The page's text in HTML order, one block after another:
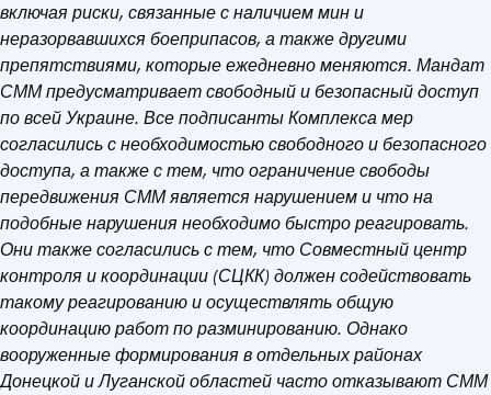
включая риски, связанные с наличием мин и
неразорвавшихся боеприпасов, а также другими
препятствиями, которые ежедневно меняются. Мандат
СММ предусматривает свободный и безопасный доступ
по всей Украине. Все подписанты Комплекса мер
согласились с необходимостью свободного и безопасного
доступа, а также с тем, что ограничение свободы
передвижения СММ является нарушением и что на
подобные нарушения необходимо быстро реагировать.
Они также согласились с тем, что Совместный центр
контроля и координации (СЦКК) должен содействовать
такому реагированию и осуществлять общую
координацию работ по разминированию. Однако
вооруженные формирования в отдельных районах
Донецкой и Луганской областей часто отказывают СММ